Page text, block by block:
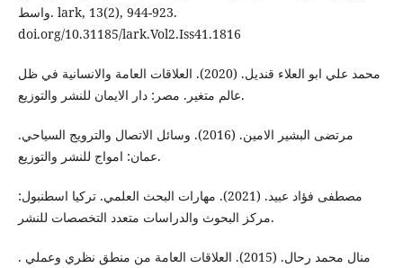
واسط. lark, 13(2), 944-923.‏
doi.org/10.31185/lark.Vol2.Iss41.1816
محمد علي ابو العلاء قنديل. (2020). العلاقات العامة والانسانية في ظل
عالم متغير. مصر: دار الايمان للنشر والتوزيع.
مرتضى البشير الامين. (2016). وسائل الاتصال والترويج السياحي.
عمان: امواج للنشر والتوزيع.
مصطفى فؤاد عبيد. (2021). مهارات البحث العلمي. تركيا اسطنبول:
مركز البحوث والدراسات متعدد التخصصات للنشر.
منال محمد رحال. (2015). العلاقات العامة من منطق نظري وعملي .